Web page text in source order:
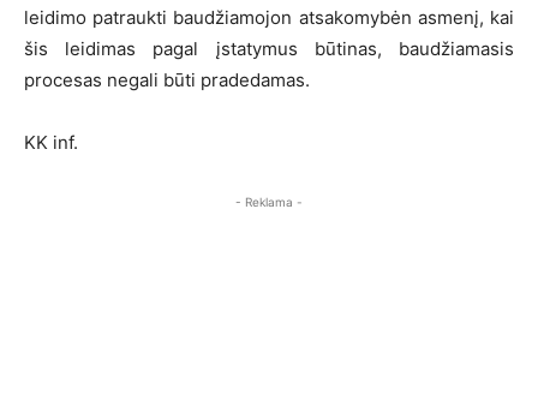
leidimo patraukti baudžiamojon atsakomybėn asmenį, kai
šis leidimas pagal įstatymus būtinas, baudžiamasis
procesas negali būti pradedamas.
KK inf.
- Reklama -